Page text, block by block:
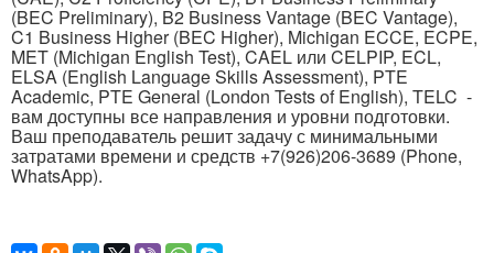
(BEC Preliminary), B2 Business Vantage (BEC Vantage),
C1 Business Higher (BEC Higher), Michigan ECCE, ECPE,
MET (Michigan English Test), CAEL или CELPIP, ECL,
ELSA (English Language Skills Assessment), PTE
Academic, PTE General (London Tests of English), TELC -
вам доступны все направления и уровни подготовки.
Ваш преподаватель решит задачу с минимальными
затратами времени и средств +7(926)206-3689 (Phone,
WhatsApp).